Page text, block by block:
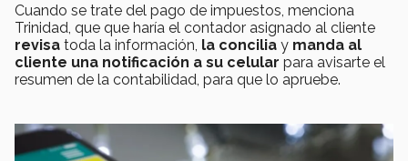
Cuando se trate del pago de impuestos, menciona
Trinidad, que que haría el contador asignado al cliente
revisa toda la información, la concilia y manda al
cliente una notificación a su celular para avisarte el
resumen de la contabilidad, para que lo apruebe.